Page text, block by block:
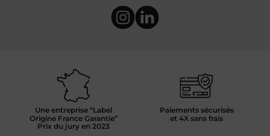
Une entreprise “Label
Origine France Garantie”
Prix du jury en 2023
Paiements sécurisés
et 4X sans frais